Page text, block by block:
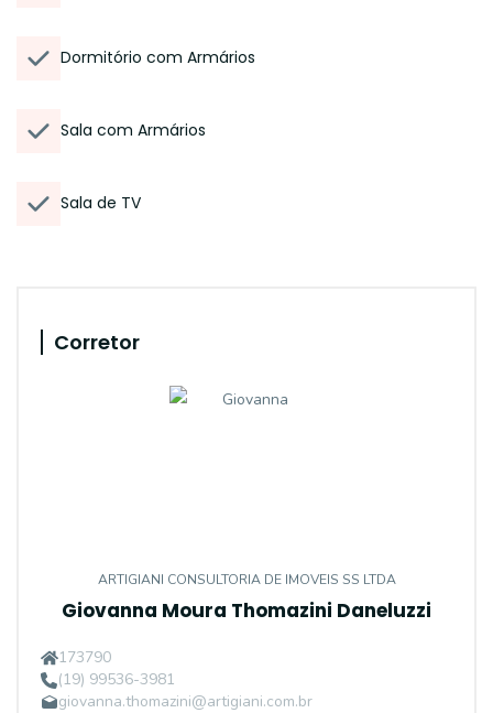
Dormitório com Armários
Sala com Armários
Sala de TV
Corretor
ARTIGIANI CONSULTORIA DE IMOVEIS SS LTDA
Giovanna Moura Thomazini Daneluzzi
173790
(19) 99536-3981
giovanna.thomazini@artigiani.com.br